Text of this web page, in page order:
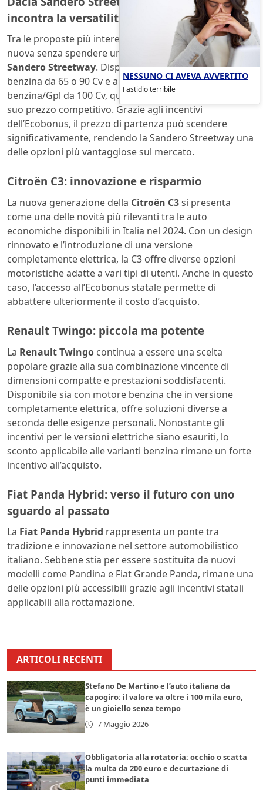
incontra la versatilità
Tra le proposte più interessanti per chi cerca un’auto
nuova senza spendere una fortuna, troviamo la
Dacia
Sandero Streetway. Disponibile con motorizzazioni
benzina da 65 o 90 Cv e anche in versione bifuel
benzina/Gpl da 100 Cv, questa vettura si distingue per il
suo prezzo competitivo. Grazie agli incentivi
dell’Ecobonus, il prezzo di partenza può scendere
significativamente, rendendo la Sandero Streetway una
delle opzioni più vantaggiose sul mercato.
Citroën C3: innovazione e risparmio
La nuova generazione della Citroën C3si presenta
come una delle novità più rilevanti tra le auto
economiche disponibili in Italia nel 2024. Con un design
rinnovato e l’introduzione di una versione
completamente elettrica, la C3 offre diverse opzioni
motoristiche adatte a vari tipi di utenti. Anche in questo
caso, l’accesso all’Ecobonus statale permette di
abbattere ulteriormente il costo d’acquisto.
Renault Twingo: piccola ma potente
La Renault Twingo continua a essere una scelta
popolare grazie alla sua combinazione vincente di
dimensioni compatte e prestazioni soddisfacenti.
Disponibile sia con motore benzina che in versione
completamente elettrica, offre soluzioni diverse a
seconda delle esigenze personali. Nonostante gli
incentivi per le versioni elettriche siano esauriti, lo
sconto applicabile alle varianti benzina rimane un forte
incentivo all’acquisto.
Fiat Panda Hybrid: verso il futuro con uno
sguardo al passato
La Fiat Panda Hybrid rappresenta un ponte tra
tradizione e innovazione nel settore automobilistico
italiano. Sebbene stia per essere sostituita da nuovi
modelli come Pandina e Fiat Grande Panda, rimane una
delle opzioni più accessibili grazie agli incentivi statali
applicabili alla rottamazione.
ARTICOLI RECENTI
Stefano De Martino e l’auto italiana da
capogiro: il valore va oltre i 100 mila euro,
è un gioiello senza tempo
7 Maggio 2026
Obbligatoria alla rotatoria: occhio o scatta
la multa da 200 euro e decurtazione di
punti immediata
NESSUNO CI AVEVA AVVERTITO
Fastidio terribile